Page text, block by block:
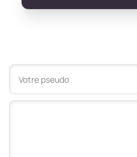
Votre commentaire